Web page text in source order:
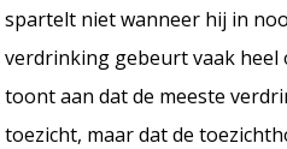
spartelt niet wanneer hij in
verdrinking gebeurt vaak heel
toont aan dat de meeste
toezicht, maar dat de